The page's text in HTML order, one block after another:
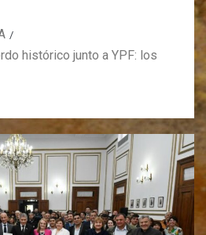
histórico junto a YPF: los